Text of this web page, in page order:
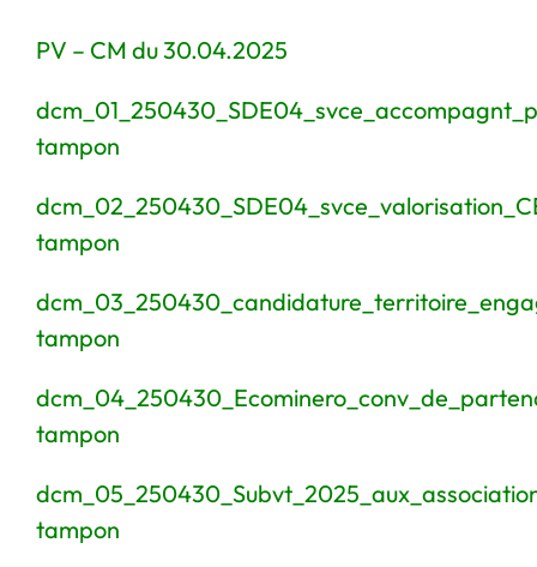
PV – CM du 30.04.2025
tampon
tampon
tampon
tampon
tampon